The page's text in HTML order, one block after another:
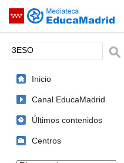
Saltar navegación
Palabra o frase:
Inicio
Canal EducaMadrid
Últimos contenidos
Centros